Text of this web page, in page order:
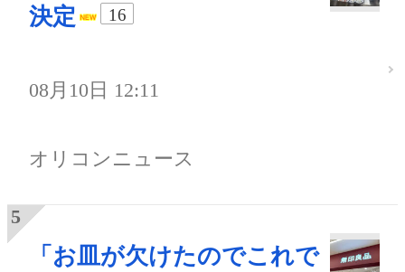
決定
16
08月10日 12:11
オリコンニュース
「お皿が欠けたのでこれで